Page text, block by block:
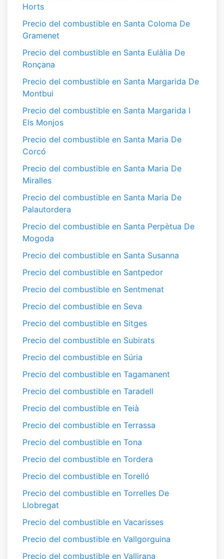
Horts
Precio del combustible en Santa Coloma De
Gramenet
Precio del combustible en Santa Eulàlia De
Ronçana
Precio del combustible en Santa Margarida De
Montbui
Precio del combustible en Santa Margarida I
Els Monjos
Precio del combustible en Santa Maria De
Corcó
Precio del combustible en Santa Maria De
Miralles
Precio del combustible en Santa Maria De
Palautordera
Precio del combustible en Santa Perpètua De
Mogoda
Precio del combustible en Santa Susanna
Precio del combustible en Santpedor
Precio del combustible en Sentmenat
Precio del combustible en Seva
Precio del combustible en Sitges
Precio del combustible en Subirats
Precio del combustible en Súria
Precio del combustible en Tagamanent
Precio del combustible en Taradell
Precio del combustible en Teià
Precio del combustible en Terrassa
Precio del combustible en Tona
Precio del combustible en Tordera
Precio del combustible en Torelló
Precio del combustible en Torrelles De
Llobregat
Precio del combustible en Vacarisses
Precio del combustible en Vallgorguina
Precio del combustible en Vallirana